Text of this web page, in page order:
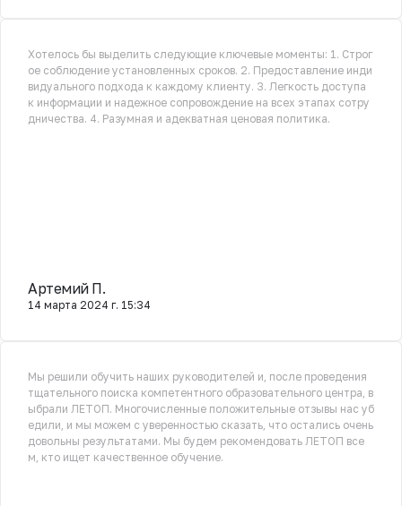
Хотелось бы выделить следующие ключевые моменты: 1. Строг
ое соблюдение установленных сроков. 2. Предоставление инди
видуального подхода к каждому клиенту. 3. Легкость доступа
к информации и надежное сопровождение на всех этапах сотру
дничества. 4. Разумная и адекватная ценовая политика.
Артемий П.
14 марта 2024 г. 15:34
Мы решили обучить наших руководителей и, после проведения
тщательного поиска компетентного образовательного центра, в
ыбрали ЛЕТОП. Многочисленные положительные отзывы нас уб
едили, и мы можем с уверенностью сказать, что остались очень
довольны результатами. Мы будем рекомендовать ЛЕТОП все
м, кто ищет качественное обучение.